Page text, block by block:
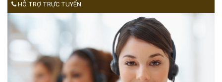
HỖ TRỢ TRỰC TUYẾN